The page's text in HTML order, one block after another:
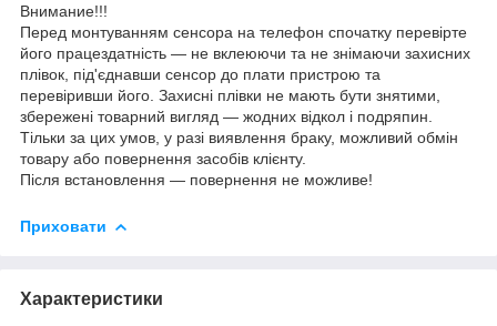
Внимание!!!
Перед монтуванням сенсора на телефон спочатку перевірте
його працездатність — не вклеюючи та не знімаючи захисних
плівок, під'єднавши сенсор до плати пристрою та
перевіривши його. Захисні плівки не мають бути знятими,
збережені товарний вигляд — жодних відкол і подряпин.
Тільки за цих умов, у разі виявлення браку, можливий обмін
товару або повернення засобів клієнту.
Після встановлення — повернення не можливе!
Приховати
Характеристики